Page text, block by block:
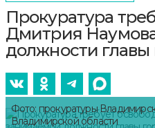
Прокуратура
Дмитрия
должности главы
Фото: прокуратуры
Владимирской области